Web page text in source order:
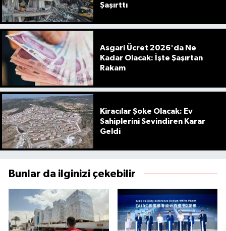
Şaşırttı
Asgari Ücret 2026'da Ne
Kadar Olacak: İşte Şaşırtan
Rakam
Kiracılar Şoke Olacak: Ev
Sahiplerini Sevindiren Karar
Geldi
Bunlar da ilginizi çekebilir